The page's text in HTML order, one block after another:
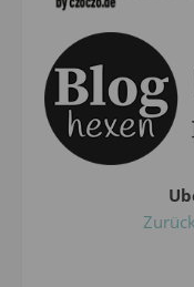
Zurück